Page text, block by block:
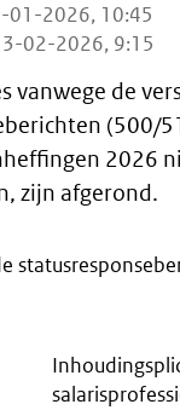
01-2026, 10:45
02-2026, 9:15
vanwege de
(500/
2026
zijn afgerond.